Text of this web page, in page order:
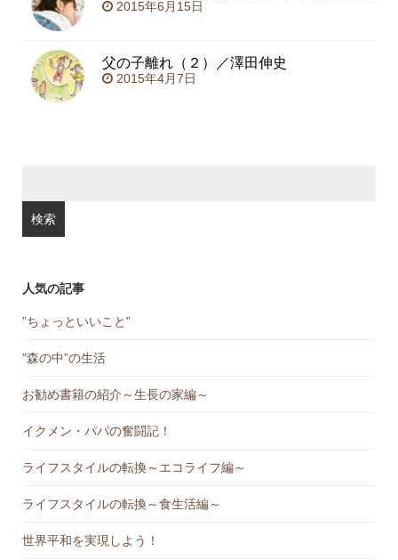
2015年6月15日
父の子離れ（２）／澤田伸史
2015年4月7日
人気の記事
”ちょっといいこと”
”森の中”の生活
お勧め書籍の紹介～生長の家編～
イクメン・パパの奮闘記！
ライフスタイルの転換～エコライフ編～
ライフスタイルの転換～食生活編～
世界平和を実現しよう！